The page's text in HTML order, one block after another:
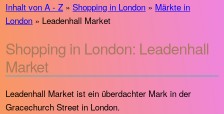
Inhalt von A - Z » Shopping in London » Märkte in
London » Leadenhall Market
Shopping in London: Leadenhall
Market
Leadenhall Market ist ein überdachter Mark in der
Gracechurch Street in London.